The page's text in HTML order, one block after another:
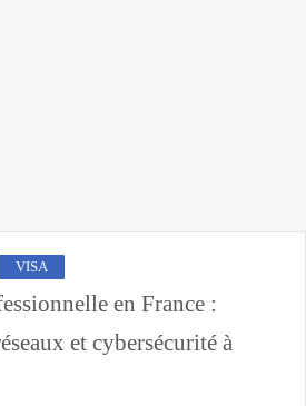
VISA
en France :
et cybersécurité à